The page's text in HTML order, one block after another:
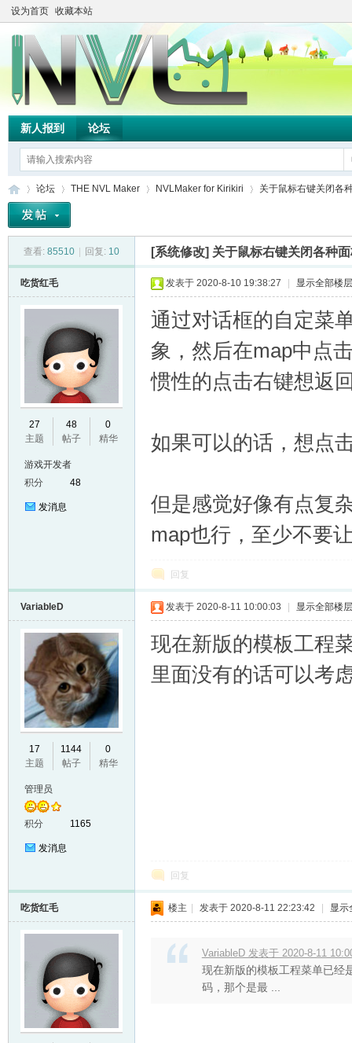
设为首页 收藏本站
新人报到 论坛
»
论坛
›
THE NVL Maker NVLMaker for Kirikiri
›
关于鼠标右键关闭各
查看: 85510 回复: 10 [系统修改] 关于鼠标右键关闭各种
吃货红毛
27
主题
48
帖子
0
精华
游戏开发者
积分
48
发消息
发表于 2020-8-10 19:38:27 显示全部楼层
通过对话框的自定菜
象，然后在map中点
惯性的点击右键想返
如果可以的话，想点
但是感觉好像有点复
map也行，至少不要
回复
VariableD
17
主题
1144
帖子
0
精华
管理员
积分 1165
发消息
发表于 2020-8-11 10:00:03 显示全部楼层
现在新版的模板工程
里面没有的话可以考
回复
吃货红毛 楼主 发表于 2020-8-11 22:23:42 显示
VariableD 发表于 2020-8-11
现在新版的模板工程菜单已经
码，那个是最 ...